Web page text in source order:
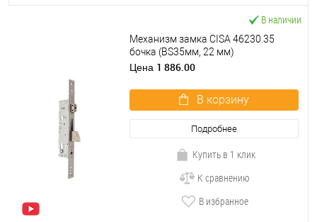
В наличии
Механизм замка CISA 46230.35
бочка (BS35мм, 22 мм)
нержавеющая сталь
Цена 1 886.00
В корзину
Подробнее
Купить в 1 клик
К сравнению
В избранное